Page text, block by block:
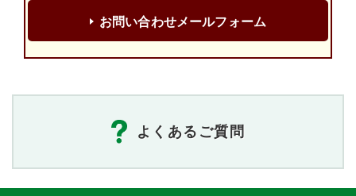
お問い合わせメールフォーム
よくあるご質問